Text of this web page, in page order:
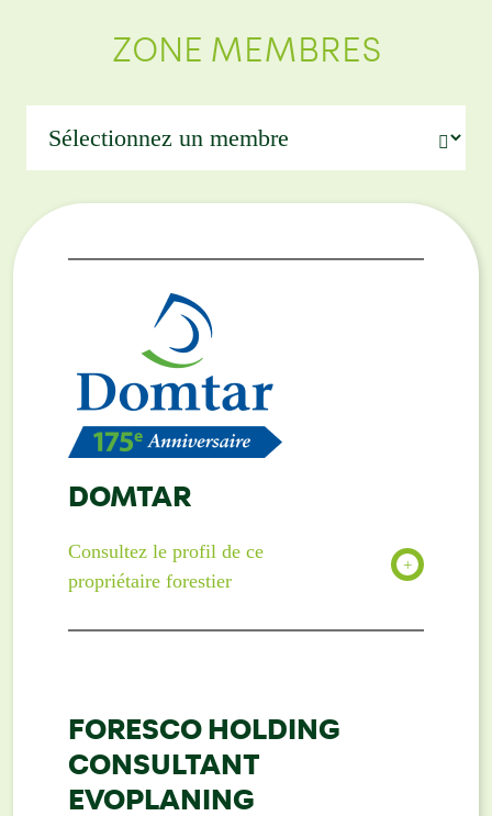
ZONE MEMBRES
DOMTAR
Consultez le profil de ce
propriétaire forestier
FORESCO HOLDING
CONSULTANT
EVOPLANING